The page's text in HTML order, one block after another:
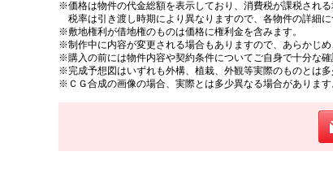
※価格は物件の代金総額を表示しており、消費税が課税され
税率は引き渡し時期により異なりますので、各物件の詳細
※敷地権利が借地権のものは価格に権利金を含みます。
※制作中に内容が変更される場合もありますので、あらかじめ
※購入の前には物件内容や契約条件についてご自身で十分な確
※完成予想図はいずれも外構、植栽、外観等実際のものとは多
※ＣＧ合成の画像の場合、実際とは多少異なる場合があります